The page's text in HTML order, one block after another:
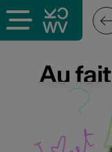
Au fait
Au fait